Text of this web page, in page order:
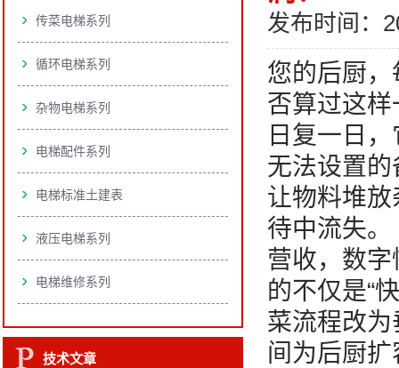
发布时间：
您的后厨，
否算过这
日复一日
无法设置
让物料堆放
待中流失。
营收，数
的不仅是“
菜流程改
间为后厨
传菜电梯系列
循环电梯系列
杂物电梯系列
电梯配件系列
电梯标准土建表
液压电梯系列
电梯维修系列
技术文章